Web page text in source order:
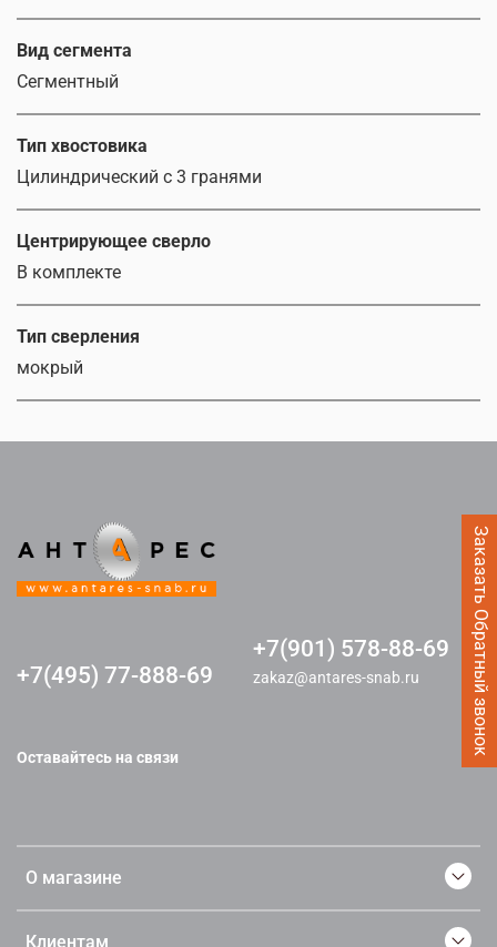
Заказать Обратный звонок
Вид сегмента
Сегментный
Тип хвостовика
Цилиндрический c 3 гранями
Центрирующее сверло
В комплекте
Тип сверления
мокрый
О магазине
Клиентам
+7(495) 77-888-69
+7(901) 578-88-69
zakaz@antares-snab.ru
Оставайтесь на связи